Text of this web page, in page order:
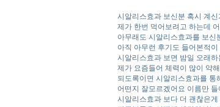
시알리스효과 보신분 혹시 계신
제가 한번 먹어보려고 하는데
아무래도 시알리스효과를 보신
아직 아무런 후기도 들어본적
시알리스효과 보면 밤일 오래
제가 요즘들어 체력이 많이 약
되도록이면 시알리스효과를 통
어떤지 잘모르겠어요 이름만 들
시알리스효과 보다 더 괜찮은